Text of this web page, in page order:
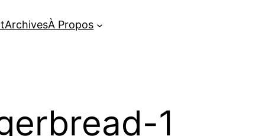
ArchivesÀ Propos
1